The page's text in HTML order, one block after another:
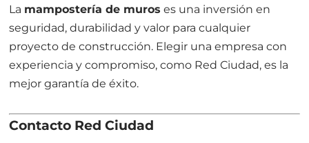
La mampostería de muros es una inversión en
seguridad, durabilidad y valor para cualquier
proyecto de construcción. Elegir una empresa con
experiencia y compromiso, como Red Ciudad, es la
mejor garantía de éxito.
Contacto Red Ciudad